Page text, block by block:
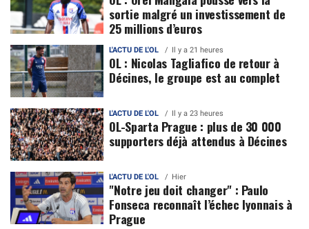
sortie malgré un investissement de
25 millions d’euros
L'ACTU DE L'OL Il y a 21 heures
OL : Nicolas Tagliafico de retour à
Décines, le groupe est au complet
L'ACTU DE L'OL Il y a 23 heures
OL-Sparta Prague : plus de 30 000
supporters déjà attendus à Décines
L'ACTU DE L'OL Hier
"Notre jeu doit changer" : Paulo
Fonseca reconnaît l’échec lyonnais à
Prague